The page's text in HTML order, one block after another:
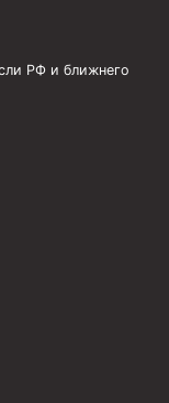
и с
РФ и ближнего